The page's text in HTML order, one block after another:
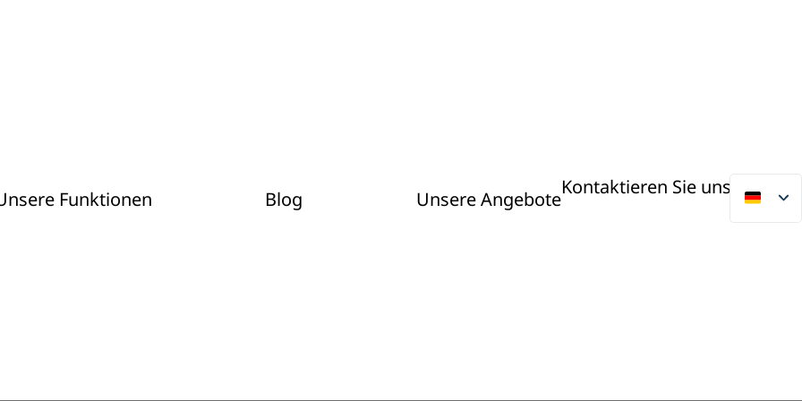
Funktionen Blog Unsere Angebote
Kontaktieren Sie uns